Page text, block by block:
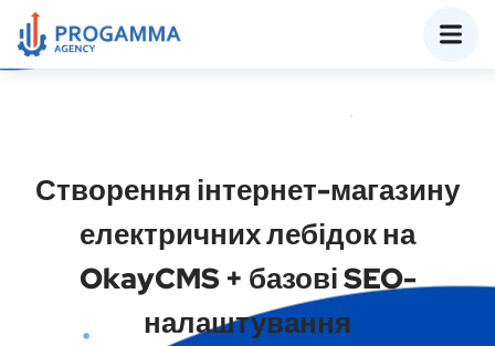
Створення інтернет-магазину
електричних лебідок на
OkayCMS + базові SEO-
налаштування